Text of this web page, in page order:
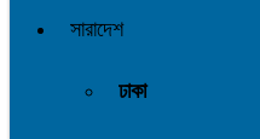
সারাদেশ
ঢাকা